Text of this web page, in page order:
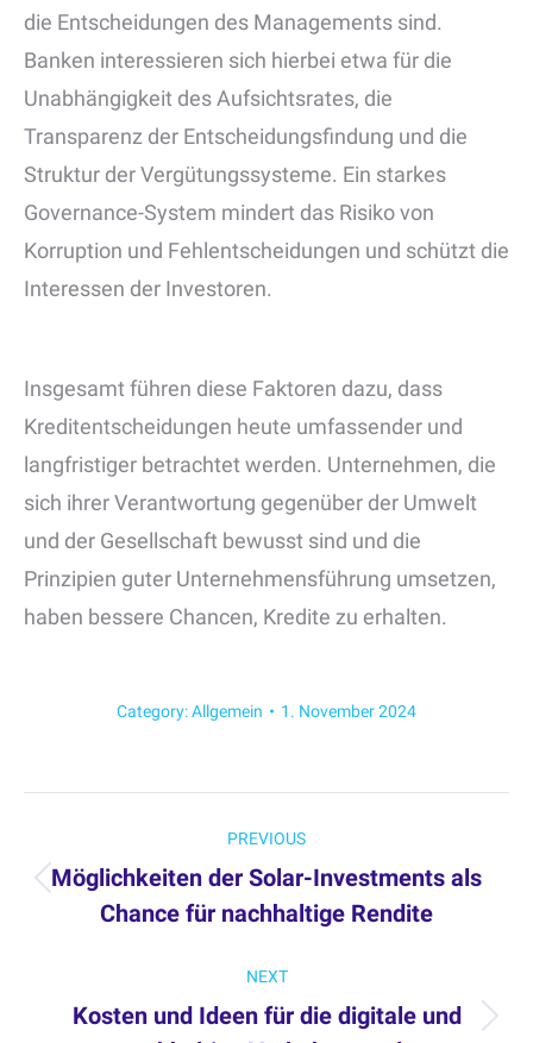
die Entscheidungen des Managements sind.
Banken interessieren sich hierbei etwa für die
Unabhängigkeit des Aufsichtsrates, die
Transparenz der Entscheidungsfindung und die
Struktur der Vergütungssysteme. Ein starkes
Governance-System mindert das Risiko von
Korruption und Fehlentscheidungen und schützt die
Interessen der Investoren.
Insgesamt führen diese Faktoren dazu, dass
Kreditentscheidungen heute umfassender und
langfristiger betrachtet werden. Unternehmen, die
sich ihrer Verantwortung gegenüber der Umwelt
und der Gesellschaft bewusst sind und die
Prinzipien guter Unternehmensführung umsetzen,
haben bessere Chancen, Kredite zu erhalten.
Category:Allgemein 1. November 2024
navigation
PREVIOUS
Previous
Möglichkeiten der Solar-Investments als
Chance für nachhaltige Rendite
NEXT
Next
Kosten und Ideen für die digitale und